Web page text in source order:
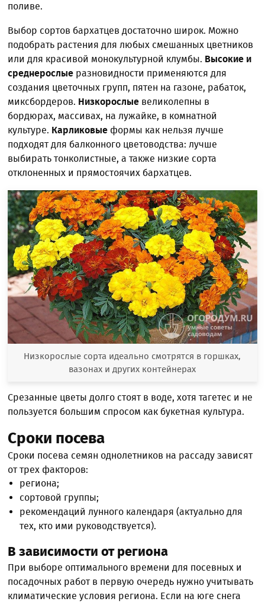
поливе.
Выбор сортов бархатцев достаточно широк. Можно
подобрать растения для любых смешанных цветников
или для красивой монокультурной клумбы. Высокие и
среднерослые разновидности применяются для
создания цветочных групп, пятен на газоне, рабаток,
миксбордеров. Низкорослые великолепны в
бордюрах, массивах, на лужайке, в комнатной
культуре. Карликовые формы как нельзя лучше
подходят для балконного цветоводства: лучше
выбирать тонколистные, а также низкие сорта
отклоненных и прямостоячих бархатцев.
Низкорослые сорта идеально смотрятся в горшках,
вазонах и других контейнерах
Срезанные цветы долго стоят в воде, хотя тагетес и не
пользуется большим спросом как букетная культура.
Сроки посева
Сроки посева семян однолетников на рассаду зависят
от трех факторов:
региона;
сортовой группы;
рекомендаций лунного календаря (актуально для
тех, кто ими руководствуется).
В зависимости от региона
При выборе оптимального времени для посевных и
посадочных работ в первую очередь нужно учитывать
климатические условия региона. Если на юге снега